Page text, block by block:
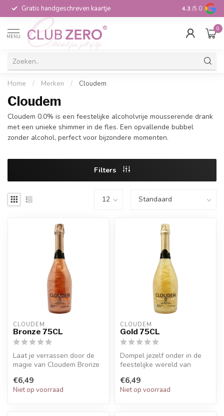
Gratis handgeschreven kaartje Voor 16:00
4.3 /5.0
MENU
0
Home / Merken / Cloudem
Cloudem
Cloudem 0.0% is een feestelijke alcoholvrije mousserende drank
met een unieke shimmer in de fles. Een opvallende bubbel
zonder alcohol, perfect voor bijzondere momenten.
Filters
CLOUDEM
Bronze 75CL
Laat je verrassen door de
magie van Cloudem Bronze
appelc...
€6,49
Niet op voorraad
CLOUDEM
Gold 75CL
Dompel jezelf onder in de
feestelijke wereld van
sprankel...
€6,49
Niet op voorraad